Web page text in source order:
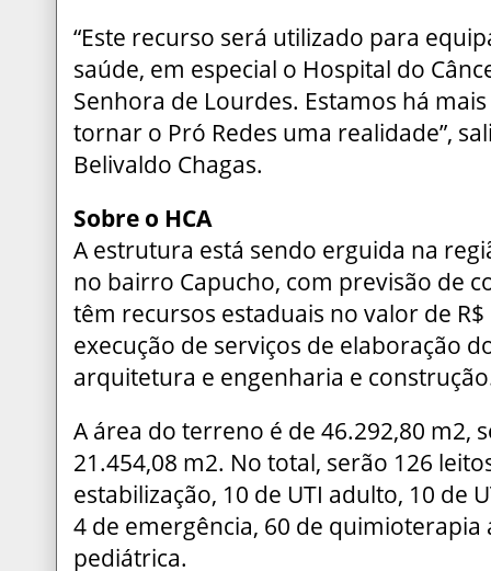
“Este recurso será utilizado para
saúde, em especial o Hospital do
Senhora de Lourdes. Estamos há
tornar o Pró Redes uma realidade”,
Belivaldo Chagas.
Sobre o HCA
A estrutura está sendo erguida na
no bairro Capucho, com previsão de
têm recursos estaduais no valor de
execução de serviços de elaboração
arquitetura e engenharia e
A área do terreno é de 46.292,80 m2,
21.454,08 m2. No total, serão 126
estabilização, 10 de UTI adulto, 10 de
4 de emergência, 60 de
pediátrica.